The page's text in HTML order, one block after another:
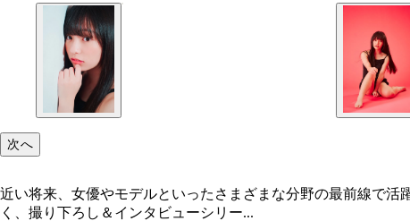
次へ
近い将来、女優やモデルといったさまざまな分野の最前線で
く、撮り下ろし＆インタビューシリー...